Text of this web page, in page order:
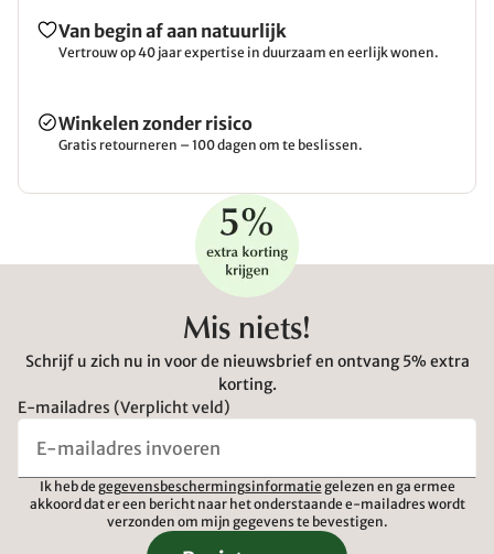
Van begin af aan natuurlijk
Vertrouw op 40 jaar expertise in duurzaam en eerlijk wonen.
Winkelen zonder risico
Gratis retourneren – 100 dagen om te beslissen.
Mis niets!
Schrijf u zich nu in voor de nieuwsbrief en ontvang 5% extra
korting.
E-mailadres (Verplicht veld)
Ik heb de gegevensbeschermingsinformatie gelezen en ga ermee
akkoord dat er een bericht naar het onderstaande e-mailadres wordt
verzonden om mijn gegevens te bevestigen.